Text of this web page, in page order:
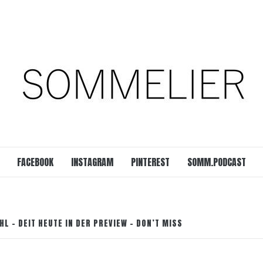
FACEBOOK INSTAGRAM PINTEREST SOMM.PODCAST
– DEIT HEUTE IN DER PREVIEW – DON’T MISS